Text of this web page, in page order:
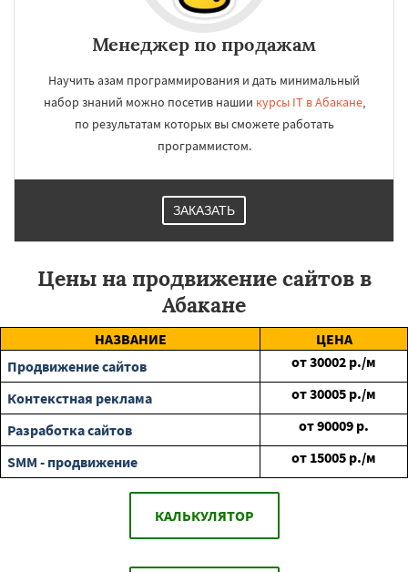
Менеджер по продажам
Научить азам программирования и дать минимальный
набор знаний можно посетив нашии курсы IT в Абакане,
по результатам которых вы сможете работать
программистом.
ЗАКАЗАТЬ
Цены на продвижение сайтов в
Абакане
НАЗВАНИЕ
ЦЕНА
Продвижение сайтов
от30002 р./м
Контекстная реклама
от30005 р./м
Разработка сайтов
от90009 р.
SMM - продвижение
от 15005 р./м
КАЛЬКУЛЯТОР